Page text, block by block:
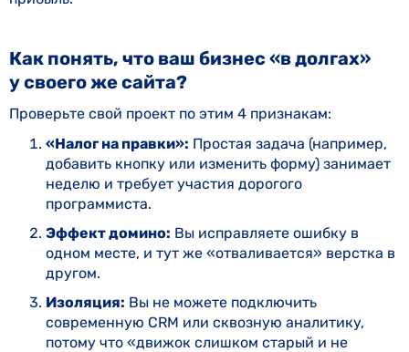
Как понять, что ваш бизнес «в долгах»
у своего же сайта?
Проверьте свой проект по этим 4 признакам:
«Налог на правки»: Простая задача (например,
добавить кнопку или изменить форму) занимает
неделю и требует участия дорогого
программиста.
Эффект домино: Вы исправляете ошибку в
одном месте, и тут же «отваливается» верстка в
другом.
Изоляция: Вы не можете подключить
современную CRM или сквозную аналитику,
потому что «движок слишком старый и не